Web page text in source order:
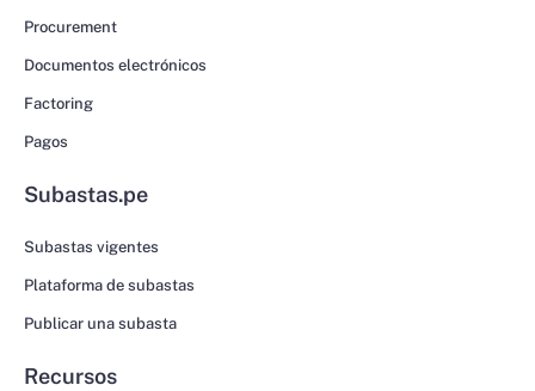
Procurement
Documentos electrónicos
Factoring
Pagos
Subastas.pe
Subastas vigentes
Plataforma de subastas
Publicar una subasta
Recursos